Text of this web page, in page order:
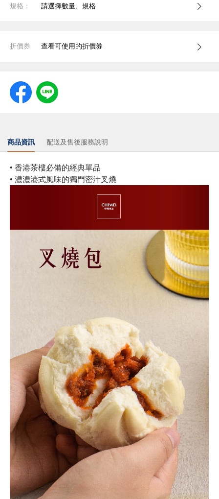
規格： 請選擇數量、規格
折價券 查看可使用的折價券
商品資訊 配送及售後服務說明
• 香港茶樓必備的經典單品
• 濃濃港式風味的獨門密汁叉燒